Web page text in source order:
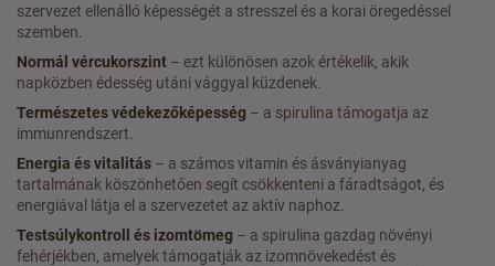
szervezet ellenálló képességét a stresszel és a korai öregedéssel
szemben.
Normál vércukorszint – ezt különösen azok értékelik, akik
napközben édesség utáni vággyal küzdenek.
Természetes védekezőképesség – a spirulina támogatja az
immunrendszert.
Energia és vitalitás – a számos vitamin és ásványianyag
tartalmának köszönhetően segít csökkenteni a fáradtságot, és
energiával látja el a szervezetet az aktív naphoz.
Testsúlykontroll és izomtömeg – a spirulina gazdag növényi
fehérjékben, amelyek támogatják az izomnövekedést és